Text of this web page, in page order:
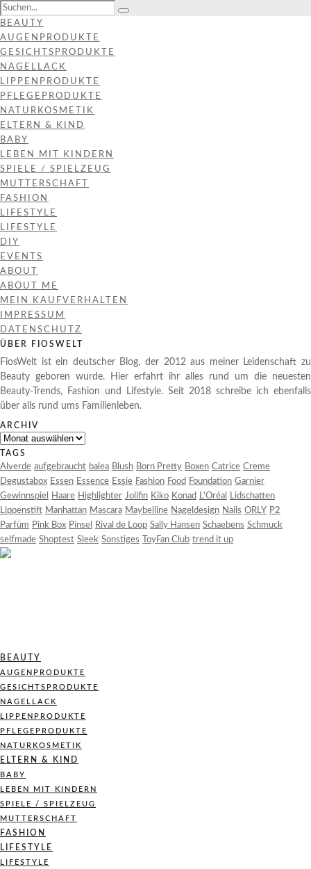
BEAUTY
AUGENPRODUKTE
GESICHTSPRODUKTE
NAGELLACK
LIPPENPRODUKTE
PFLEGEPRODUKTE
NATURKOSMETIK
ELTERN & KIND
BABY
LEBEN MIT KINDERN
SPIELE / SPIELZEUG
MUTTERSCHAFT
FASHION
LIFESTYLE
LIFESTYLE
DIY
EVENTS
ABOUT
ABOUT ME
MEIN KAUFVERHALTEN
IMPRESSUM
DATENSCHUTZ
ÜBER FIOSWELT
FiosWelt ist ein deutscher Blog, der 2012 aus meiner Leidenschaft zu
Beauty geboren wurde. Hier erfahrt ihr alles rund um die neuesten
Beauty-Trends, Fashion und Lifestyle. Seit 2018 schreibe ich ebenfalls
über alls rund ums Familienleben.
ARCHIV
Archiv
TAGS
Alverde aufgebraucht balea Blush Born Pretty Boxen Catrice Creme
Degustabox Essen Essence Essie Fashion Food Foundation Garnier
Gewinnspiel
Haare Highlighter Jolifin Kiko Konad L'Oréal
Lidschatten
Lippenstift Manhattan Mascara Maybelline Nageldesign Nails ORLY P2
Parfüm Pink Box Pinsel Rival de Loop Sally Hansen Schaebens Schmuck
selfmade Shoptest Sleek Sonstiges ToyFan Club trend it up
BEAUTY
AUGENPRODUKTE
GESICHTSPRODUKTE
NAGELLACK
LIPPENPRODUKTE
PFLEGEPRODUKTE
NATURKOSMETIK
ELTERN & KIND
BABY
LEBEN MIT KINDERN
SPIELE / SPIELZEUG
MUTTERSCHAFT
FASHION
LIFESTYLE
LIFESTYLE